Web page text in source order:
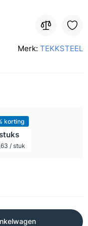
Merk: TEKKSTEEL
korting
/ stuk